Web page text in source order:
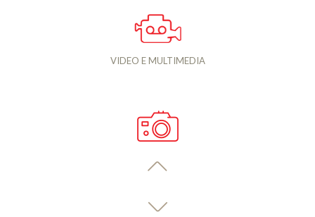
VIDEO E MULTIMEDIA